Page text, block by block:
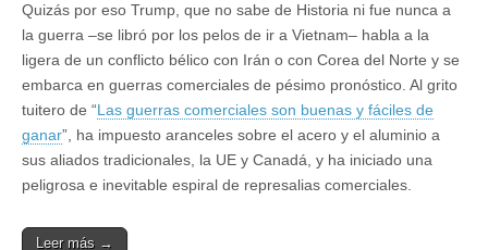
Quizás por eso Trump, que no sabe de Historia ni fue nunca a
la guerra –se libró por los pelos de ir a Vietnam– habla a la
ligera de un conflicto bélico con Irán o con Corea del Norte y se
embarca en guerras comerciales de pésimo pronóstico. Al grito
tuitero de “Las guerras comerciales son buenas y fáciles de
ganar”, ha impuesto aranceles sobre el acero y el aluminio a
sus aliados tradicionales, la UE y Canadá, y ha iniciado una
peligrosa e inevitable espiral de represalias comerciales.
Leer más →